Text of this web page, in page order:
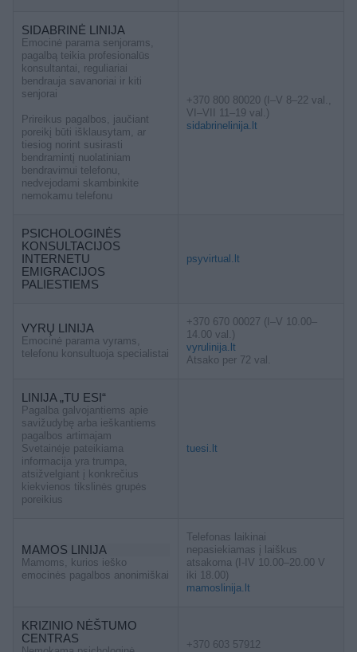
SIDABRINĖ LINIJA
Emocinė parama senjorams,
pagalbą teikia profesionalūs
konsultantai, reguliariai
bendrauja savanoriai ir kiti
senjorai
Prireikus pagalbos, jaučiant
poreikį būti išklausytam, ar
tiesiog norint susirasti
bendramintį nuolatiniam
bendravimui telefonu,
nedvejodami skambinkite
nemokamu telefonu
+370 800 80020 (I–V 8–22 val.,
VI–VII 11–19 val.)
sidabrinelinija.lt
PSICHOLOGINĖS
KONSULTACIJOS
INTERNETU
EMIGRACIJOS
PALIESTIEMS
psyvirtual.lt
VYRŲ LINIJA
Emocinė parama vyrams,
telefonu konsultuoja specialistai
+370 670 00027 (I–V 10.00–
14.00 val.)
vyrulinija.lt
Atsako per 72 val.
LINIJA „TU ESI“
Pagalba galvojantiems apie
savižudybę arba ieškantiems
pagalbos artimajam
Svetainėje pateikiama
informacija yra trumpa,
atsižvelgiant į konkrečius
kiekvienos tikslinės grupės
poreikius
tuesi.lt
MAMOS LINIJA
Mamoms, kurios ieško
emocinės pagalbos anonimiškai
Telefonas laikinai
nepasiekiamas į laiškus
atsakoma (I-IV 10.00–20.00 V
iki 18.00)
mamoslinija.lt
KRIZINIO NĖŠTUMO
CENTRAS
+370 603 57912